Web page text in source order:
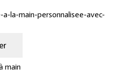
la-main-personnalisee-avec-
main